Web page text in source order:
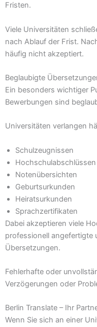
Fristen.
Viele Universitäten
nach Ablauf der Frist.
häufig nicht akzeptiert.
Beglaubigte
Ein besonders wichtiger
Bewerbungen sind
Universitäten verlangen
Schulzeugnissen
Hochschulabschlüssen
Notenübersichten
Geburtsurkunden
Heiratsurkunden
Sprachzertifikaten
Dabei akzeptieren viele
professionell angefertigte
Übersetzungen.
Fehlerhafte oder
Verzögerungen oder
Berlin Translate – Ihr
Wenn Sie sich an einer